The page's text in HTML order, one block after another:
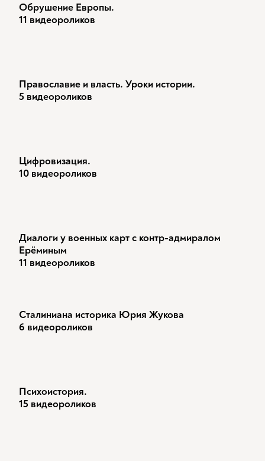
Обрушение Европы.
11 видеороликов
Православие и власть. Уроки истории.
5 видеороликов
Цифровизация.
10 видеороликов
Диалоги у военных карт с контр-адмиралом
Ерёминым
11 видеороликов
Сталиниана историка Юрия Жукова
6 видеороликов
Психоистория.
15 видеороликов